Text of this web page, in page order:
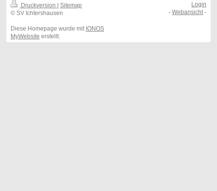
Druckversion | Sitemap
© SV Ichtershausen
Diese Homepage wurde mit IONOS
MyWebsite erstellt.
Login
-Webansicht -